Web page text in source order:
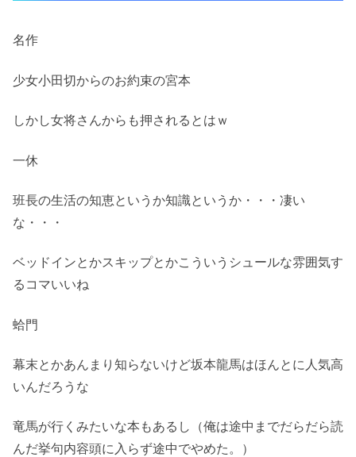
名作
少女小田切からのお約束の宮本
しかし女将さんからも押されるとはｗ
一休
班長の生活の知恵というか知識というか・・・凄い
な・・・
ベッドインとかスキップとかこういうシュールな雰囲気す
るコマいいね
蛤門
幕末とかあんまり知らないけど坂本龍馬はほんとに人気高
いんだろうな
竜馬が行くみたいな本もあるし（俺は途中までだらだら読
んだ挙句内容頭に入らず途中でやめた。）